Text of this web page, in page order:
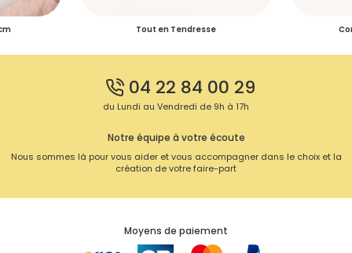
Tout en Tendresse
04 22 84 00 29
du Lundi au Vendredi de 9h à 17h
Notre équipe à votre écoute
Nous sommes là pour vous aider et vous accompagner dans le choix et la
création de votre faire-part
Moyens de paiement